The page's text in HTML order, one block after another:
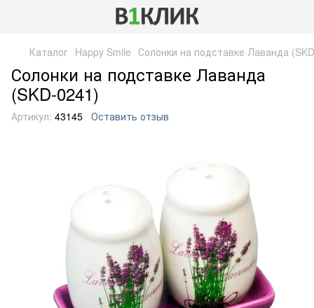
Каталог Happy Smile Солонки на подставке Лаванда
Солонки на подставке Лаванда
(SKD-0241)
Артикул: 43145 Оставить отзыв